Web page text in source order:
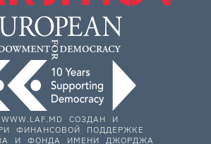
СОЗДАН И
ФИНАНСОВОЙ ПОДДЕРЖКЕ
И ФОНДА ИМЕНИ ДЖОРДЖА